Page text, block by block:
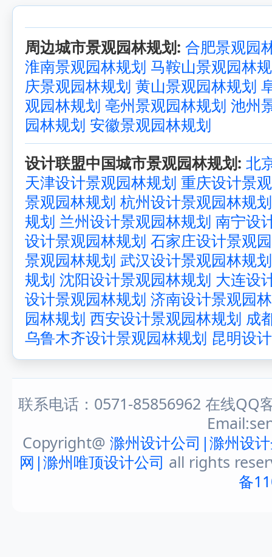
周边城市景观园林规划: 合肥景观园
淮南景观园林规划 马鞍山景观园林
庆景观园林规划 黄山景观园林规划
观园林规划 亳州景观园林规划 池州
园林规划 安徽景观园林规划
设计联盟中国城市景观园林规划: 北
天津设计景观园林规划 重庆设计景
景观园林规划 杭州设计景观园林规划
规划 兰州设计景观园林规划 南宁设
设计景观园林规划 石家庄设计景观
景观园林规划 武汉设计景观园林规划
规划 沈阳设计景观园林规划 大连设
设计景观园林规划 济南设计景观园
园林规划 西安设计景观园林规划 成
乌鲁木齐设计景观园林规划 昆明设
联系电话：0571-85856962 在线QQ
Copyright@ 滁州设计公司|滁州设
网|滁州唯顶设计公司 all rights
备